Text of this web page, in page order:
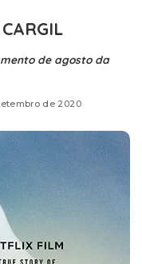
de agosto da
de 2020